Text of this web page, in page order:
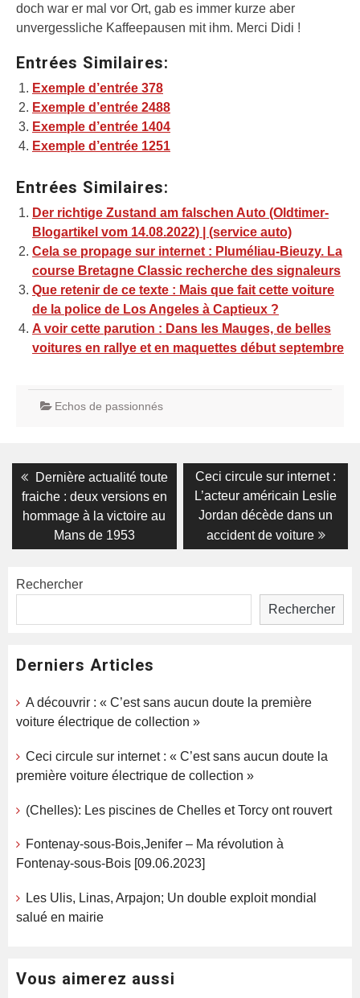
doch war er mal vor Ort, gab es immer kurze aber
unvergessliche Kaffeepausen mit ihm. Merci Didi !
Entrées Similaires:
Exemple d’entrée 378
Exemple d’entrée 2488
Exemple d’entrée 1404
Exemple d’entrée 1251
Entrées Similaires:
Der richtige Zustand am falschen Auto (Oldtimer-
Blogartikel vom 14.08.2022) | (service auto)
Cela se propage sur internet : Pluméliau-Bieuzy. La
course Bretagne Classic recherche des signaleurs
Que retenir de ce texte : Mais que fait cette voiture
de la police de Los Angeles à Captieux ?
A voir cette parution : Dans les Mauges, de belles
voitures en rallye et en maquettes début septembre
Echos de passionnés
Navigation
de
l’article
Previous
post:
Dernière actualité toute
fraiche : deux versions en
hommage à la victoire au
Mans de 1953
Next
post:
Ceci circule sur internet :
L’acteur américain Leslie
Jordan décède dans un
accident de voiture
Rechercher
Rechercher
Derniers Articles
A découvrir : « C’est sans aucun doute la première
voiture électrique de collection »
Ceci circule sur internet : « C’est sans aucun doute la
première voiture électrique de collection »
(Chelles): Les piscines de Chelles et Torcy ont rouvert
Fontenay-sous-Bois,Jenifer – Ma révolution à
Fontenay-sous-Bois [09.06.2023]
Les Ulis, Linas, Arpajon; Un double exploit mondial
salué en mairie
Vous aimerez aussi